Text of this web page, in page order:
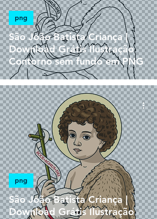
São João Batista Criança |
Download Grátis Ilustração
Contorno sem fundo em PNG
png
São João Batista Criança |
Download Grátis Ilustração
png